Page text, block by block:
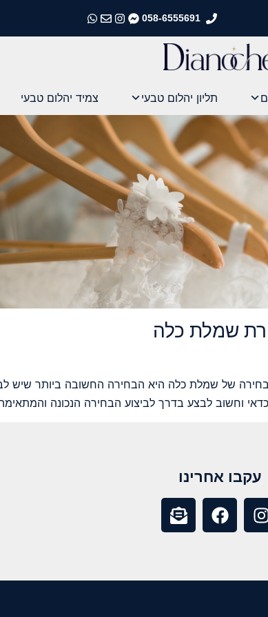
058-6555691
התקשרו אלינו
התקשרו אלינו
התקשרו אלינו
התקשרו אלינו
תליון יהלום טבעי צמיד יהלום טבעי
של שמלת כלה היא הבחירה החשובה ביותר שיש
וחשוב לבצע בדרך לביצוע הבחירה הנכונה
עקבו אחרינו